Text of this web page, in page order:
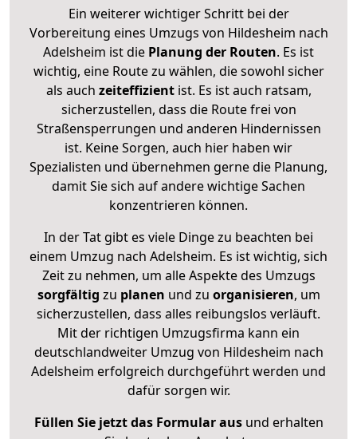
Ein weiterer wichtiger Schritt bei der
Vorbereitung eines Umzugs von Hildesheim nach
Adelsheim ist die Planung der Routen. Es ist
wichtig, eine Route zu wählen, die sowohl sicher
als auch zeiteffizientist. Es ist auch ratsam,
sicherzustellen, dass die Route frei von
Straßensperrungen und anderen Hindernissen
ist. Keine Sorgen, auch hier haben wir
Spezialisten und übernehmen gerne die Planung,
damit Sie sich auf andere wichtige Sachen
konzentrieren können.
In der Tat gibt es viele Dinge zu beachten bei
einem Umzug nach Adelsheim. Es ist wichtig, sich
Zeit zu nehmen, um alle Aspekte des Umzugs
sorgfältig zu planen und zu organisieren, um
sicherzustellen, dass alles reibungslos verläuft.
Mit der richtigen Umzugsfirma kann ein
deutschlandweiter Umzug von Hildesheim nach
Adelsheim erfolgreich durchgeführt werden und
dafür sorgen wir.
Füllen Sie jetzt das Formular ausund erhalten